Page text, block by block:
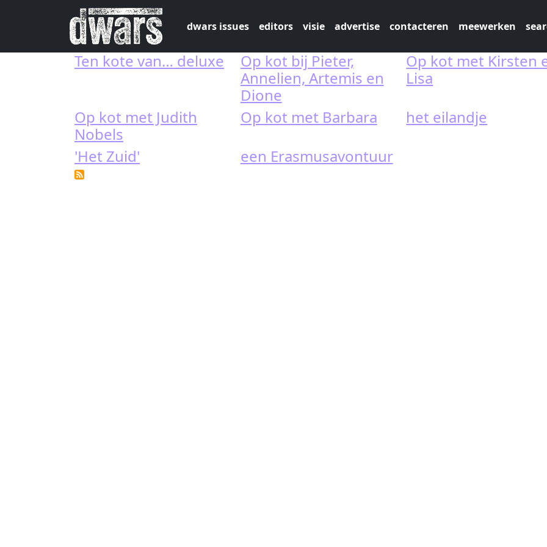
Skip to main content
dwars issues
editors visie advertise contacteren meewerken
Ten kote van… deluxe
Op kot bij Pieter,
Annelien, Artemis en
Dione
Op kot met Kirsten
Lisa
Op kot met Judith
Nobels
Op kot met Barbara
het eilandje
'Het Zuid'
een Erasmusavontuur